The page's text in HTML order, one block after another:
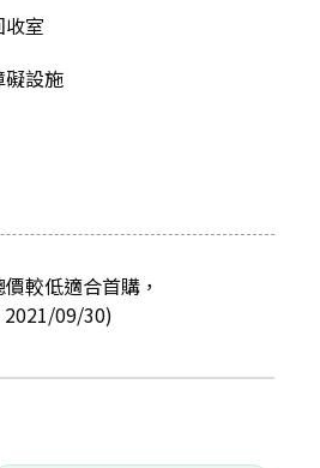
室
礙設施
較低適合首購，
2021/09/30)